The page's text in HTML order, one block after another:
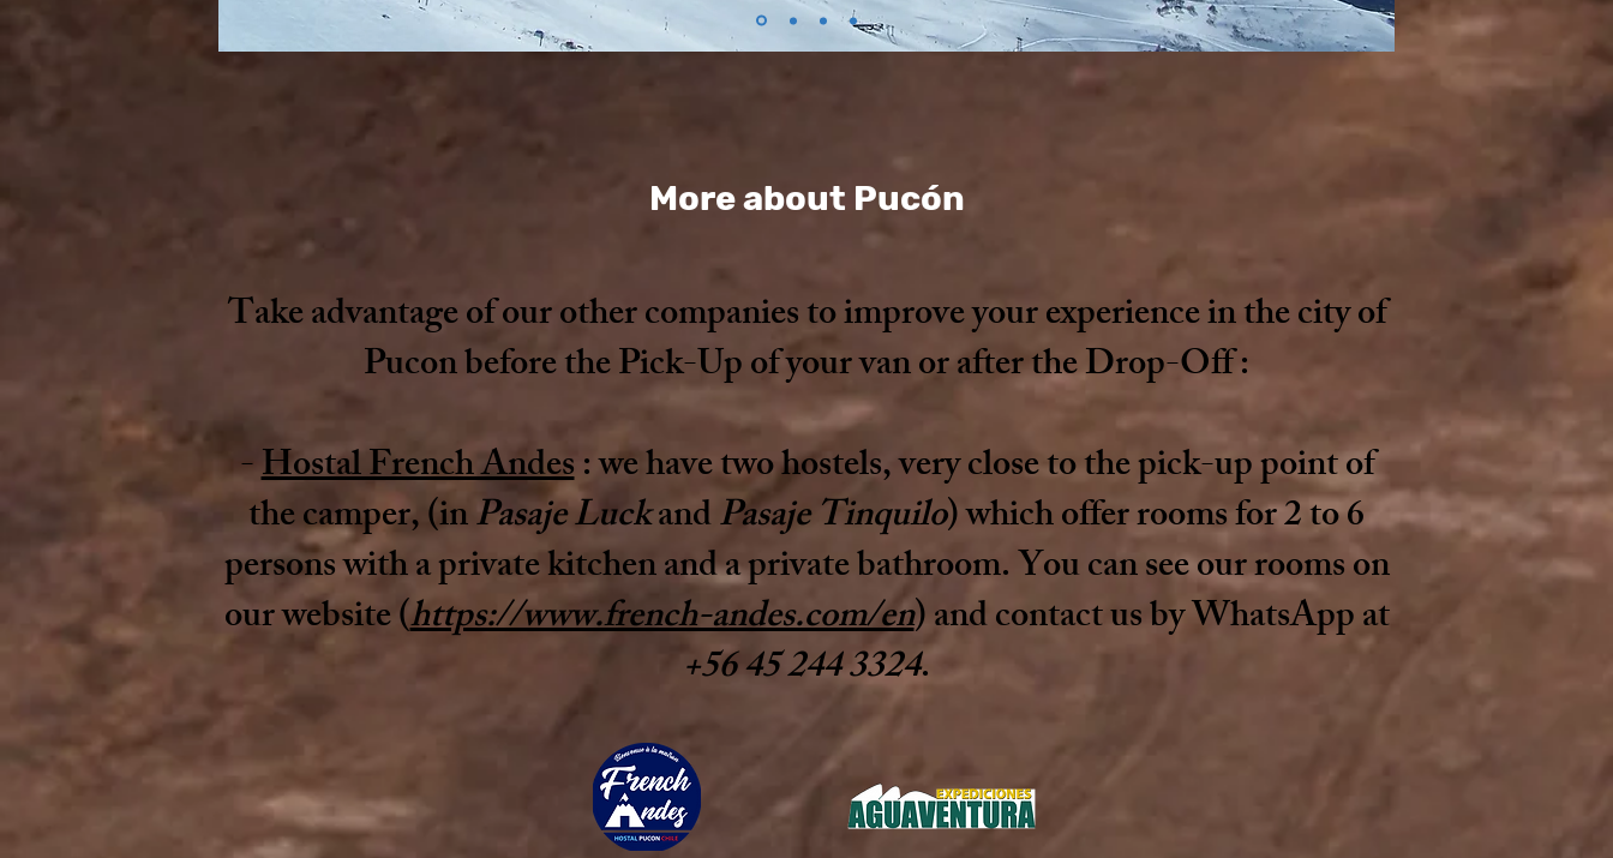
More about Pucón
Take advantage of our other companies to improve your experience in the city of
Pucon before the Pick-Up of your van or after the Drop-Off :
-Hostal French Andes: we have two hostels, very close to the pick-up point of
the camper, (inPasaje LuckandPasaje Tinquilo) which offer rooms for 2 to 6
persons with a private kitchen and a private bathroom. You can see our rooms on
our website (https://www.french-andes.com/en) and contact us by WhatsApp at
+56 45 244 3324.